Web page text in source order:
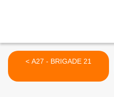
< A27 - BRIGADE 21